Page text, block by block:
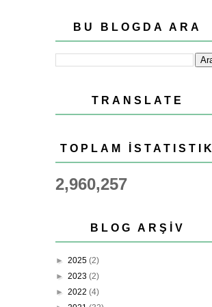
BU BLOGDA ARA
TRANSLATE
TOPLAM İSTATISTIK
2,960,257
BLOG ARŞIV
► 2025 (2)
► 2023 (2)
► 2022 (4)